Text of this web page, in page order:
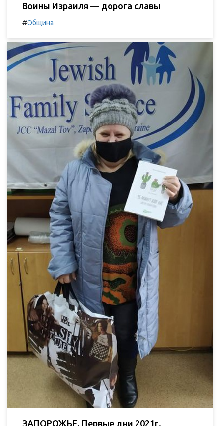
Воины Израиля — дорога славы
#Община
ЗАПОРОЖЬЕ. Первые дни 2021г.